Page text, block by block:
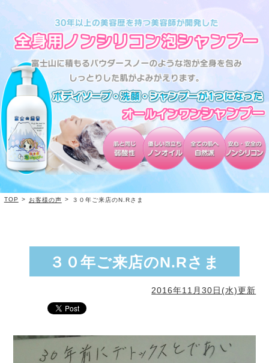
TOP > お客様の声 > ３０年ご来店のN.Rさま
３０年ご来店のN.Rさま
2016年11月30日(水)更新